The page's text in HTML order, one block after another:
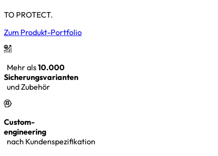
TO PROTECT.
Zum Produkt-Portfolio
Mehr als10.000
Sicherungsvarianten
und Zubehör
Custom-
engineering
nach Kundenspezifikation